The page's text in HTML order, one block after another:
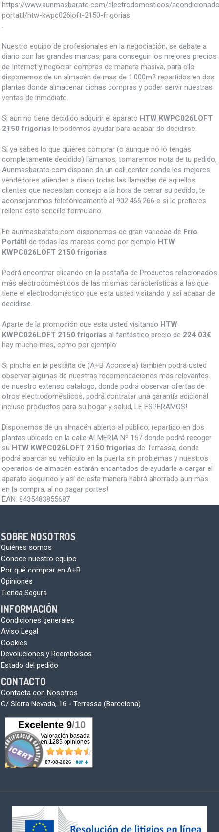
https://www.aunmasbarato.com/electrodomesticos/
portatil/htw-kwpc026loft-2150-frigorias
.
Nuestro equipo de profesionales en la negociación, se debate a
diario con las grandes marcas, para conseguir los mejores precios
de Internet y negociar compras de manera masiva, para ello
disponemos de un almacén de mas de 1.000m2 repartidos en dos
plantas donde almacenar dichas compras y poder servir nuestras
ventas de inmediato.
Si aun no tiene decidido adquirir el aparato HTW KWPC026LOFT
2150 frigorias le podemos ayudar para acabar de decidirse.
Si ya sabes lo que quieres comprar (o aunque no lo tengas
completamente decidido) llámanos, tomaremos nota de tu pedido,
Aunmasbarato.com dispone de un call center donde los mejores
vendedores atienden a diario todas las llamadas de aquellos
clientes que necesitan consejo a la hora de cerrar su pedido, te
aconsejaremos telefónicamente al 902.466.266 o si lo prefieres
rellena este sencillo formulario.
En aunmasbarato.com disponemos de gran variedad de Frío
Portátil de todas las marcas como por ejemplo HTW
KWPC026LOFT 2150 frigorias
Podrá encontrar clicando en la pestaña de Productos relacionados
más electrodomésticos de las mismas características a las que
tiene el electrodoméstico que esta usted visitando y así acabar de
decidirse.
Aparte de la promoción que esta usted visitando HTW
KWPC026LOFT 2150 frigorias al fantástico precio de 224.03€
hay mucho mas, como por ejemplo:
Si pincha en la pestaña de (A+B Aconseja) también podrá usted
observar algunas de nuestras recomendaciones más relevantes
de nuestro extenso catalogo, donde podrá observar ofertas de
otros electrodomésticos, podrá contratar una garantía adicional
incluso productos para su hogar y salud, LE ESPERAMOS!
Disponemos de un almacén abierto al público, repartido en dos
plantas ubicado en la calle ALMERIA Nº 157 donde podrá recoger
su HTW KWPC026LOFT 2150 frigorias de Terrassa, donde
podrá aparcar su vehículo en la puerta sin problemas y nuestros
operarios de almacén estarán encantados de ayudarle a cargar el
aparato adquirido y así de esta manera habrá ahorrado aun mas
en la compra, al no pagar portes!
EAN: 8435483855687
SOBRE NOSOTROS
Quiénes somos
Conoce nuestro equipo
Por qué comprar en A+B
Opiniones
Tienda Segura
INFORMACIÓN
Condiciones generales
Aviso Legal
Cookies
Devoluciones y Reembolsos
Estado del pedido
CONTACTO
Contacta con Nosotros
C/ Sierra Nevada, 16 - Terrassa (Barcelona)